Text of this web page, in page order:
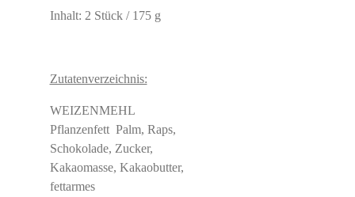
Inhalt: 2 Stück / 175 g
Zutatenverzeichnis:
WEIZENMEHL
Pflanzenfett Palm, Raps,
Schokolade, Zucker,
Kakaomasse, Kakaobutter,
fettarmes